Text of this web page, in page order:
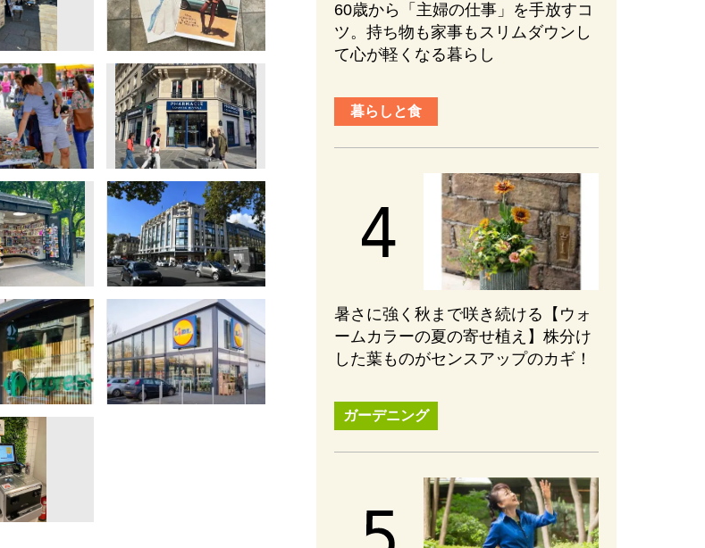
60歳から「主婦の仕事」を手放すコ
ツ。持ち物も家事もスリムダウンし
て心が軽くなる暮らし
暮らしと食
暑さに強く秋まで咲き続ける【ウォ
ームカラーの夏の寄せ植え】株分け
した葉ものがセンスアップのカギ！
ガーデニング